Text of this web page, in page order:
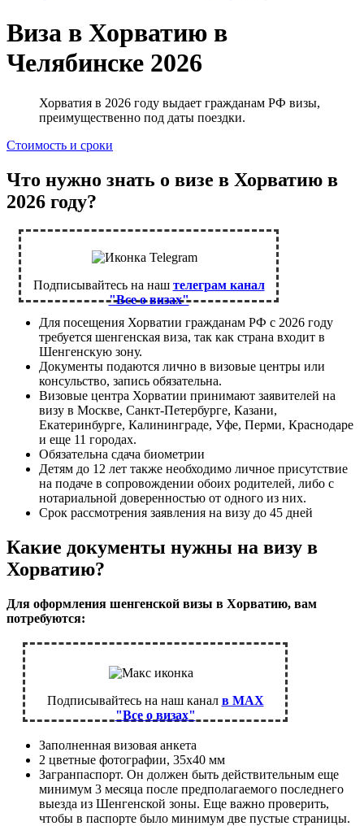
Виза в Хорватию в
Челябинске 2026
Хорватия в 2026 году выдает гражданам РФ визы,
преимущественно под даты поездки.
Стоимость и сроки
Что нужно знать о визе в Хорватию в
2026 году?
Подписывайтесь на наш телеграм канал
"Все о визах"
Для посещения Хорватии гражданам РФ с 2026 году
требуется шенгенская виза, так как страна входит в
Шенгенскую зону.
Документы подаются лично в визовые центры или
консульство, запись обязательна.
Визовые центра Хорватии принимают заявителей на
визу в Москве, Санкт-Петербурге, Казани,
Екатеринбурге, Калининграде, Уфе, Перми, Краснодаре
и еще 11 городах.
Обязательна сдача биометрии
Детям до 12 лет также необходимо личное присутствие
на подаче в сопровождении обоих родителей, либо с
нотариальной доверенностью от одного из них.
Срок рассмотрения заявления на визу до 45 дней
Какие документы нужны на визу в
Хорватию?
Для оформления шенгенской визы в Хорватию, вам
потребуются:
Подписывайтесь на наш канал в MAX
"Все о визах"
Заполненная визовая анкета
2 цветные фотографии, 35х40 мм
Загранпаспорт. Он должен быть действительным еще
минимум 3 месяца после предполагаемого последнего
выезда из Шенгенской зоны. Еще важно проверить,
чтобы в паспорте было минимум две пустые страницы.